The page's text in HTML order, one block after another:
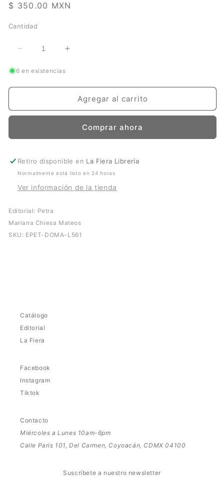
una
Precio
$ 350.00 MXN
Cantidad
Reducir
para
Migrando
Aumentar
Migrando
6 en existencias
Agregar al carrito
Comprar ahora
Retiro disponible en La Fiera Librería
Normalmente está listo en 24 horas
Ver información de la tienda
Editorial: Petra
Mariana Chiesa Mateos
SKU: EPET-DOMA-L561
Catálogo
Editorial
La Fiera
Facebook
Instagram
Tiktok
Contacto
Miércoles a Lunes 10am-6pm
Calle Paris 101, Del Carmen, Coyoacán, CDMX 04100
Suscríbete a nuestro newsletter